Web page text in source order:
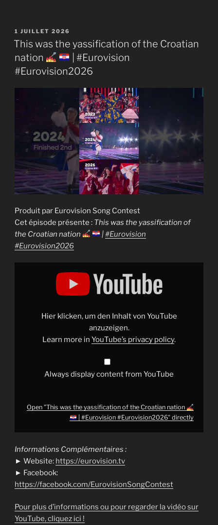
PUBLIÉ
LE
1 JUILLET 2026
This was the yassification of the Croatian
nation
| #Eurovision
#Eurovision2026
Produit par Eurovision Song Contest
Cet épisode présente : This was the yassification of
the Croatian nation
|#Eurovision
#Eurovision2026
Display
CroatianHier klicken, um den Inhalt von YouTube
anzuzeigen.
Learn more in YouTube’s privacy policy.
Always display content from YouTube
Open "This was the yassification of the Croatian nation
| #Eurovision #Eurovision2026" directly
Informations Complémentaires :
► Website: https://eurovision.tv
► Facebook:
https://facebook.com/EurovisionSongContest
Pour plus d’informations ou pour regarder la vidéo sur
YouTube, cliquez ici !